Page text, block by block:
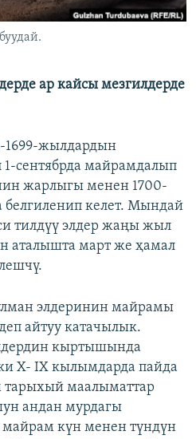
ар кайсы мезгилдерде
1699-жылдардын
сентябрда майрамдалып
жарлыгы менен 1700-
белгиленип келет. Мындай
тилдүү элдер жаңы жыл
аталышта март же ҳамал
элдеринин майрамы
айтуу катачылык.
кыртышында
X- IX кылымдарда пайда
маалыматтар
андан мурдагы
майрам күн менен түндүн